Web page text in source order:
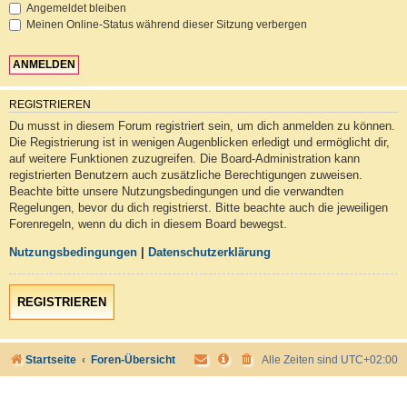
Angemeldet bleiben
Meinen Online-Status während dieser Sitzung verbergen
REGISTRIEREN
Du musst in diesem Forum registriert sein, um dich anmelden zu können.
Die Registrierung ist in wenigen Augenblicken erledigt und ermöglicht dir,
auf weitere Funktionen zuzugreifen. Die Board-Administration kann
registrierten Benutzern auch zusätzliche Berechtigungen zuweisen.
Beachte bitte unsere Nutzungsbedingungen und die verwandten
Regelungen, bevor du dich registrierst. Bitte beachte auch die jeweiligen
Forenregeln, wenn du dich in diesem Board bewegst.
Nutzungsbedingungen Datenschutzerklärung
REGISTRIEREN
Startseite Foren-Übersicht Alle Zeiten sind UTC+02:00